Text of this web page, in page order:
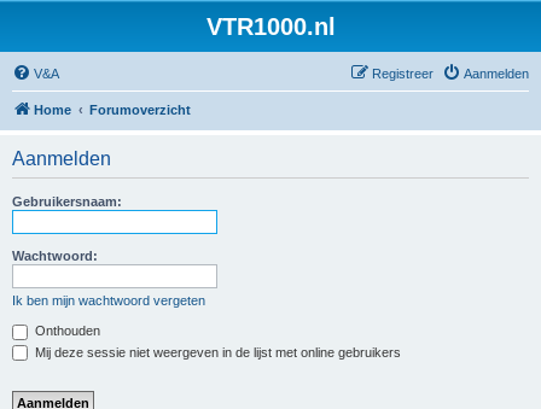
VTR1000.nl
V&A Aanmelden
Registreer
Home Forumoverzicht
Aanmelden
Gebruikersnaam:
Wachtwoord:
Ik ben mijn wachtwoord vergeten
Onthouden
Mij deze sessie niet weergeven in de lijst met online gebruikers